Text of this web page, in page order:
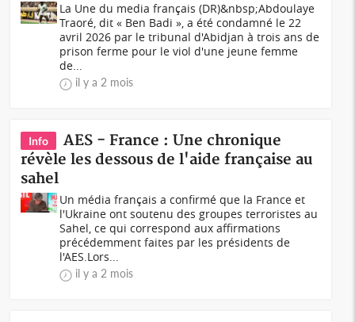
La Une du media français (DR)&nbsp;Abdoulaye
Traoré, dit « Ben Badi », a été condamné le 22
avril 2026 par le tribunal d'Abidjan à trois ans de
prison ferme pour le viol d'une jeune femme
de...
il y a 2 mois
Info
AES - France : Une chronique
révèle les dessous de l'aide française au
sahel
Un média français a confirmé que la France et
l'Ukraine ont soutenu des groupes terroristes au
Sahel, ce qui correspond aux affirmations
précédemment faites par les présidents de
l'AES.Lors...
il y a 2 mois